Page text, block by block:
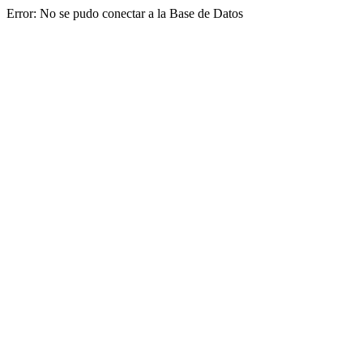
Error: No se pudo conectar a la Base de Datos